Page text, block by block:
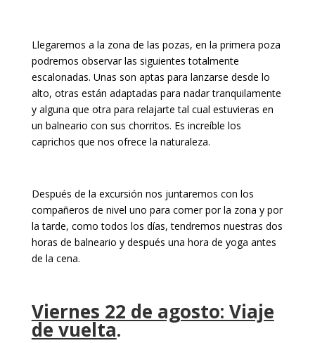
Llegaremos a la zona de las pozas, en la primera poza
podremos observar las siguientes totalmente
escalonadas. Unas son aptas para lanzarse desde lo
alto, otras están adaptadas para nadar tranquilamente
y alguna que otra para relajarte tal cual estuvieras en
un balneario con sus chorritos. Es increíble los
caprichos que nos ofrece la naturaleza.
Después de la excursión nos juntaremos con los
compañeros de nivel uno para comer por la zona y por
la tarde, como todos los días, tendremos nuestras dos
horas de balneario y después una hora de yoga antes
de la cena.
Viernes 22 de agosto: Viaje
de vuelta.